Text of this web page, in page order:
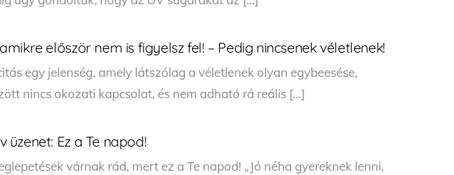
először nem is figyelsz fel! – Pedig nincsenek véletlenek!
egy jelenség, amely látszólag a véletlenek olyan egybeesése,
nincs okozati kapcsolat, és nem adható rá reális […]
üzenet: Ez a Te napod!
várnak rád, mert ez a Te napod! „Jó néha gyereknek lenni,